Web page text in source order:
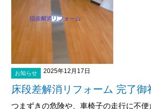
お知らせ 2025年12月17日
床段差解消リフォーム 完了御
つまずきの危険や、車椅子の走行に不